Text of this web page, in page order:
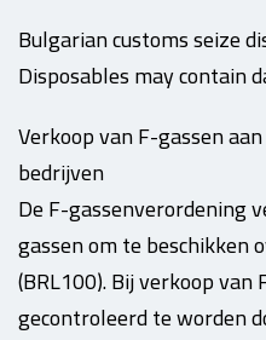
Bulgarian customs seize
Disposables may contain
Verkoop van F-gassen
bedrijven
De F-gassenverordening
gassen om te beschikken
(BRL100). Bij verkoop
gecontroleerd te worden